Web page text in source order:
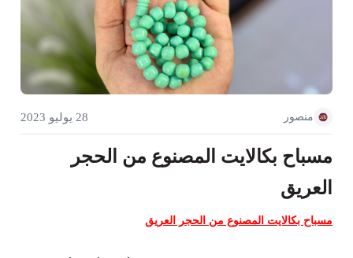
منصور 28 يوليو 2023
مسباح بكالايت المصنوع من الحجر
العريق
مسباح بكالايت المصنوع من الحجر العريق